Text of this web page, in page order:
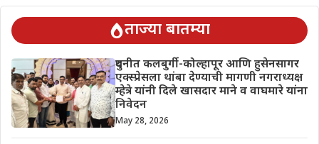
ताज्या बातम्या
दुधनीत कलबुर्गी-कोल्हापूर आणि हुसेनसागर
एक्स्प्रेसला थांबा देण्याची मागणी नगराध्यक्ष
म्हेत्रे यांनी दिले खासदार माने व वाघमारे यांना
निवेदन
May 28, 2026